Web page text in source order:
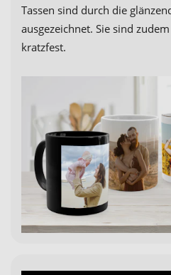
Tassen sind durch die
ausgezeichnet. Sie sind
kratzfest.